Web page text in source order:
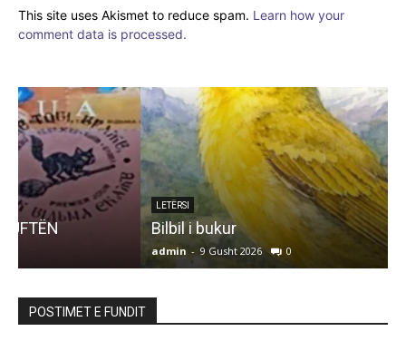
This site uses Akismet to reduce spam. Learn how your
comment data is processed.
LETËRSI
Bilbil i bukur
0
POSTIMET E FUNDIT